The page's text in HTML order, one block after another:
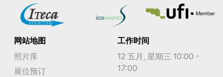
网站地图
照片库
展位预订
工作时间
12 五月, 星期三 10:00 -
17:00